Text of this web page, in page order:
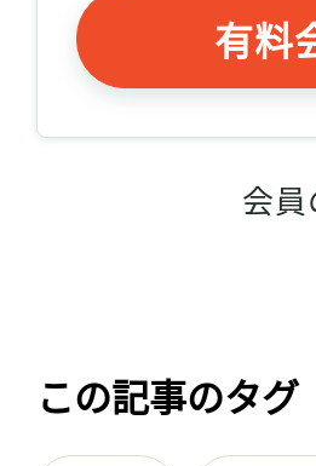
有料
会
この記事のタグ